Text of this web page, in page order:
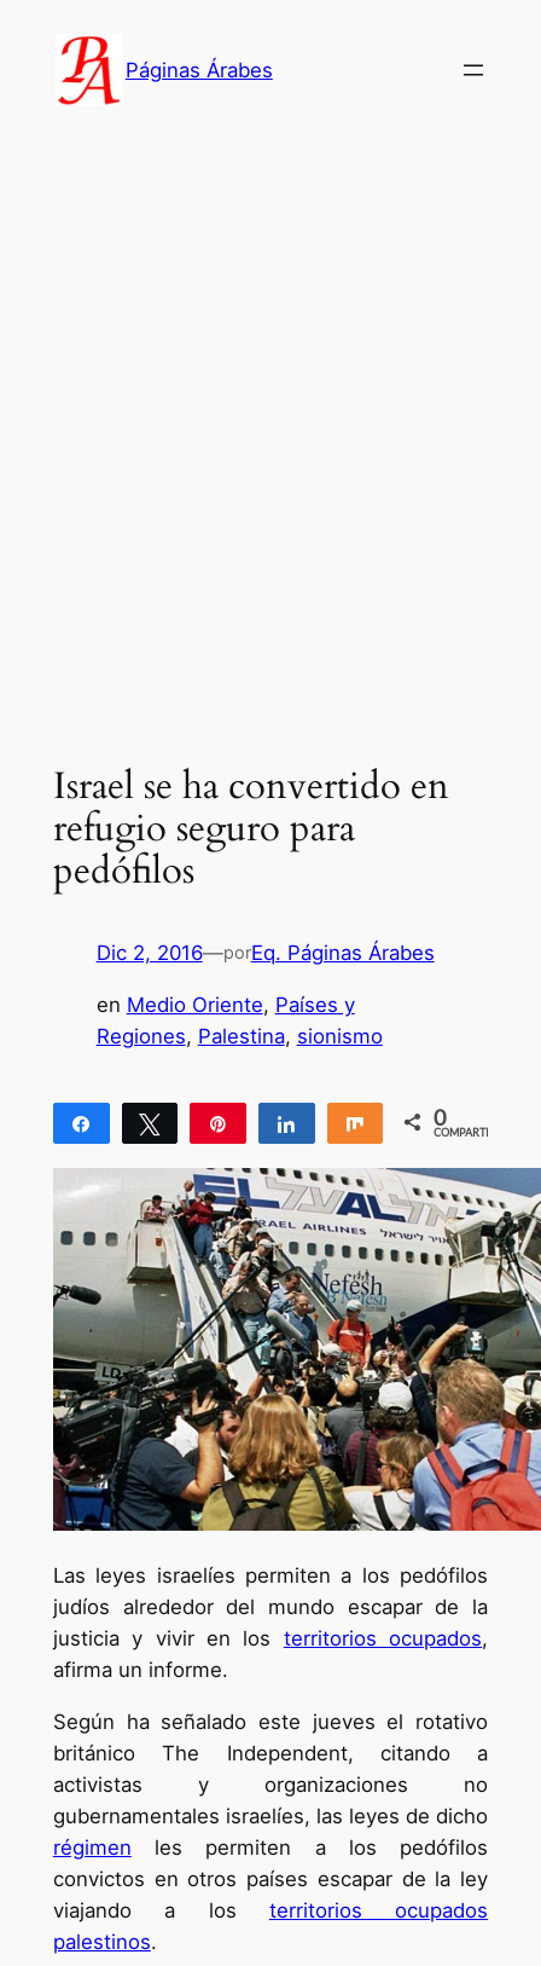
contenido
Páginas Árabes
Israel se ha convertido en
refugio seguro para
pedófilos
Dic 2, 2016—porEq. Páginas Árabes
en Medio Oriente, Países y
Regiones, Palestina, sionismo
Compartir Twittear Compartir Compartir
0
COMPARTIR
Las leyes israelíes permiten a los pedófilos
judíos alrededor del mundo escapar de la
justicia y vivir en los territorios ocupados,
afirma un informe.
Según ha señalado este jueves el rotativo
británico The Independent, citando a
activistas y organizaciones no
gubernamentales israelíes, las leyes de dicho
régimen les permiten a los pedófilos
convictos en otros países escapar de la ley
viajando a los territorios ocupados
palestinos.